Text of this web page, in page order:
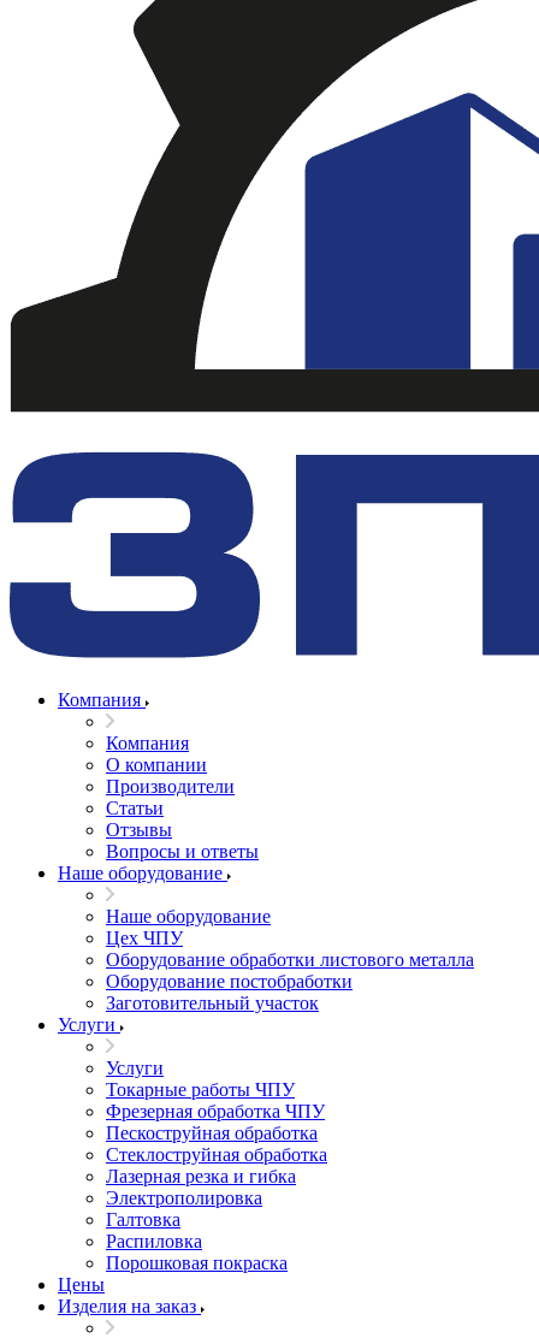
Компания
Компания
О компании
Производители
Статьи
Отзывы
Вопросы и ответы
Наше оборудование
Наше оборудование
Цех ЧПУ
Оборудование обработки листового металла
Оборудование постобработки
Заготовительный участок
Услуги
Услуги
Токарные работы ЧПУ
Фрезерная обработка ЧПУ
Пескоструйная обработка
Стеклоструйная обработка
Лазерная резка и гибка
Электрополировка
Галтовка
Распиловка
Порошковая покраска
Цены
Изделия на заказ